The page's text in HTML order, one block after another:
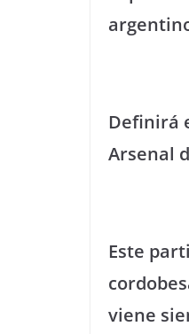
Definirá
Arsenal
Este
viene